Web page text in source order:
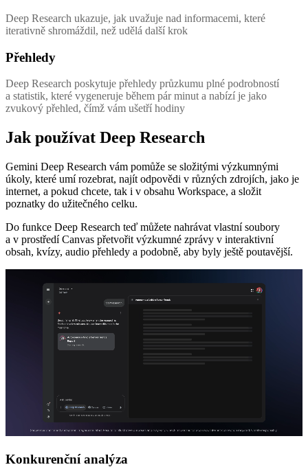
Deep Research ukazuje, jak uvažuje nad informacemi, které
iterativně shromáždil, než udělá další krok
Přehledy
Deep Research poskytuje přehledy průzkumu plné podrobností
a statistik, které vygeneruje během pár minut a nabízí je jako
zvukový přehled, čímž vám ušetří hodiny
Jak používat Deep Research
Gemini Deep Research vám pomůže se složitými výzkumnými
úkoly, které umí rozebrat, najít odpovědi v různých zdrojích, jako je
internet, a pokud chcete, tak i v obsahu Workspace, a složit
poznatky do užitečného celku.
Do funkce Deep Research teď můžete nahrávat vlastní soubory
a v prostředí Canvas přetvořit výzkumné zprávy v interaktivní
obsah, kvízy, audio přehledy a podobně, aby byly ještě poutavější.
Konkurenční analýza